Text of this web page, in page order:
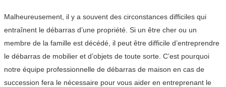
Malheureusement, il y a souvent des circonstances difficiles qui
entraînent le débarras d’une propriété. Si un être cher ou un
membre de la famille est décédé, il peut être difficile d’entreprendre
le débarras de mobilier et d’objets de toute sorte. C’est pourquoi
notre équipe professionnelle de débarras de maison en cas de
succession fera le nécessaire pour vous aider en entreprenant le